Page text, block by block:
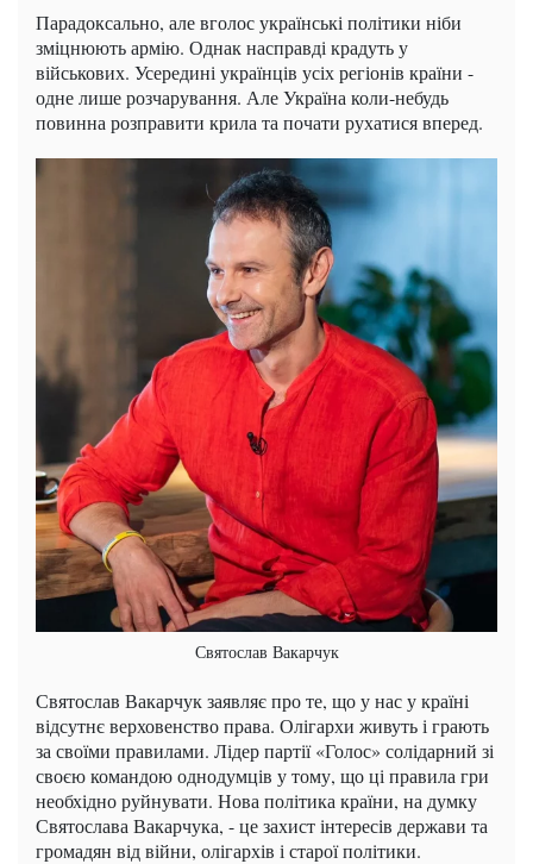
Парадоксально, але вголос українські політики ніби
зміцнюють армію. Однак насправді крадуть у
військових. Усередині українців усіх регіонів країни -
одне лише розчарування. Але Україна коли-небудь
повинна розправити крила та почати рухатися вперед.
Святослав Вакарчук
Святослав Вакарчук заявляє про те, що у нас у країні
відсутнє верховенство права. Олігархи живуть і грають
за своїми правилами. Лідер партії «Голос» солідарний зі
своєю командою однодумців у тому, що ці правила гри
необхідно руйнувати. Нова політика країни, на думку
Святослава Вакарчука, - це захист інтересів держави та
громадян від війни, олігархів і старої політики.